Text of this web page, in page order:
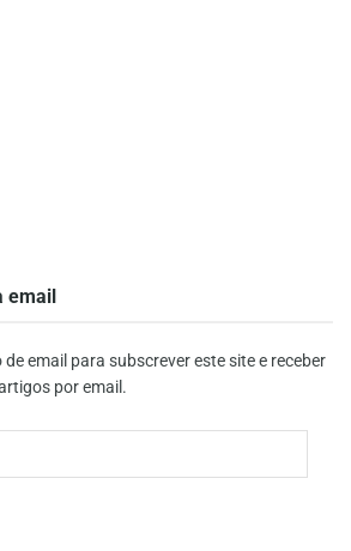
email
email para subscrever este site e receber
por email.